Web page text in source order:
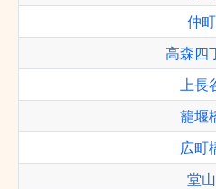
仲町
高森四
上長
籠堰
広町
堂山